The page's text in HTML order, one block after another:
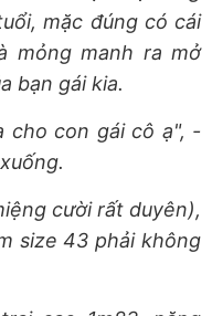
mặc đúng có cái
mỏng manh ra mở
bạn gái kia.
cho con gái cô ạ", -
cười rất duyên),
size 43 phải không